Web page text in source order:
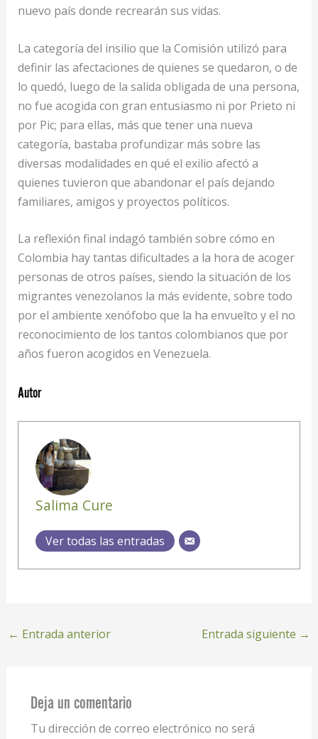
nuevo país donde recrearán sus vidas.
La categoría del insilio que la Comisión utilizó para
definir las afectaciones de quienes se quedaron, o de
lo quedó, luego de la salida obligada de una persona,
no fue acogida con gran entusiasmo ni por Prieto ni
por Pic; para ellas, más que tener una nueva
categoría, bastaba profundizar más sobre las
diversas modalidades en qué el exilio afectó a
quienes tuvieron que abandonar el país dejando
familiares, amigos y proyectos políticos.
La reflexión final indagó también sobre cómo en
Colombia hay tantas dificultades a la hora de acoger
personas de otros países, siendo la situación de los
migrantes venezolanos la más evidente, sobre todo
por el ambiente xenófobo que la ha envuelto y el no
reconocimiento de los tantos colombianos que por
años fueron acogidos en Venezuela.
Autor
Salima Cure
Ver todas las entradas
← Entrada anterior Entrada siguiente →
Deja un comentario
Tu dirección de correo electrónico no será